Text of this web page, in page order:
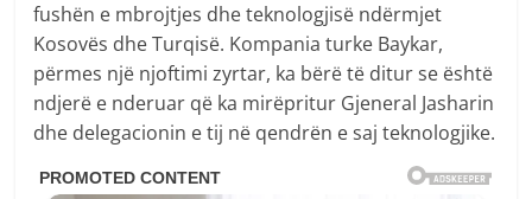
fushën e mbrojtjes dhe teknologjisë ndërmjet
Kosovës dhe Turqisë. Kompania turke Baykar,
përmes një njoftimi zyrtar, ka bërë të ditur se është
ndjerë e nderuar që ka mirëpritur Gjeneral Jasharin
dhe delegacionin e tij në qendrën e saj teknologjike.